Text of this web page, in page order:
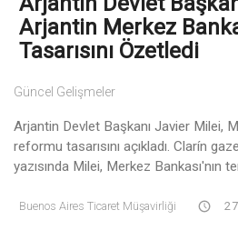
Arjantin Merkez
Tasarısını Özetledi
Güncel Gelişmeler
Arjantin Devlet Başkanı Javier Milei,
reformu tasarısını açıkladı. Clarín
yazısında Milei, Merkez Bankası'nın
Buenos Aires Ticaret Müşavirliği